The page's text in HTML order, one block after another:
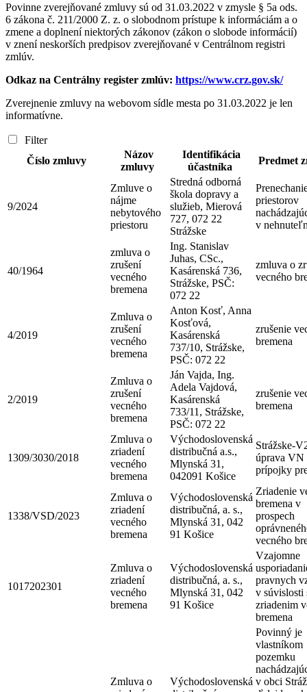
Povinne zverejňované zmluvy sú od 31.03.2022 v zmysle § 5a ods.
6 zákona č. 211/2000 Z. z. o slobodnom prístupe k informáciám a o
zmene a doplnení niektorých zákonov (zákon o slobode informácií)
v znení neskorších predpisov zverejňované v Centrálnom registri
zmlúv.
Odkaz na Centrálny register zmlúv: https://www.crz.gov.sk/
Zverejnenie zmluvy na webovom sídle mesta po 31.03.2022 je len
informatívne.
Filter
Číslo zmluvy
Názov
zmluvy
Identifikácia
účastníka
Predmet
9/2024
Zmluve o
nájme
nebytového
priestoru
Stredná odborná
škola dopravy a
služieb, Mierová
727, 072 22
Strážske
priestorov
v
40/1964
zmluva o
zrušení
vecného
bremena
Ing. Stanislav
Juhas, CSc.,
Kasárenská 736,
Strážske, PSČ:
072 22
zmluva o
vecného
4/2019
Zmluva o
zrušení
vecného
bremena
Anton Kosť, Anna
Kosťová,
Kasárenská
737/10, Strážske,
PSČ: 072 22
zrušenie
bremena
2/2019
Zmluva o
zrušení
vecného
bremena
Ján Vajda, Ing.
Adela Vajdová,
Kasárenská
733/11, Strážske,
PSČ: 072 22
zrušenie
bremena
1309/3030/2018
Zmluva o
zriadení
vecného
bremena
Východoslovenská
distribučná a.s.,
Mlynská 31,
042091 Košice
Strážske-
úprava VN
prípojky
1338/VSD/2023
Zmluva o
zriadení
vecného
bremena
Východoslovenská
distribučná, a. s.,
Mlynská 31, 042
91 Košice
Zriadenie
bremena v
prospech
vecného
1017202301
Zmluva o
zriadení
vecného
bremena
Východoslovenská
distribučná, a. s.,
Mlynská 31, 042
91 Košice
Vzajomne
pravnych
v súvislosti
zriadenim
bremena
Zmluva o
Východoslovenská
Povinný je
vlastníkom
pozemku
v obci